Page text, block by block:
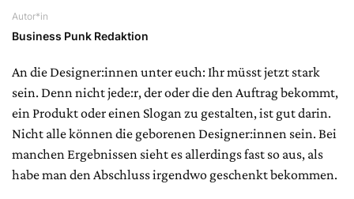
Autor*in
Business Punk Redaktion
An die Designer:innen unter euch: Ihr müsst jetzt stark
sein. Denn nicht jede:r, der oder die den Auftrag bekommt,
ein Produkt oder einen Slogan zu gestalten, ist gut darin.
Nicht alle können die geborenen Designer:innen sein. Bei
manchen Ergebnissen sieht es allerdings fast so aus, als
habe man den Abschluss irgendwo geschenkt bekommen.